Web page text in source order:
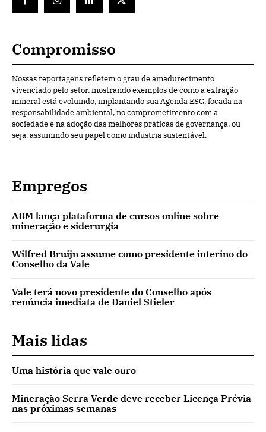
Compromisso
Nossas reportagens refletem o grau de amadurecimento
vivenciado pelo setor, mostrando exemplos de como a extração
mineral está evoluindo, implantando sua Agenda ESG, focada na
responsabilidade ambiental, no comprometimento com a
sociedade e na adoção das melhores práticas de governança, ou
seja, assumindo seu papel como indústria sustentável.
Empregos
ABM lança plataforma de cursos online sobre
mineração e siderurgia
Wilfred Bruijn assume como presidente interino do
Conselho da Vale
Vale terá novo presidente do Conselho após
renúncia imediata de Daniel Stieler
Mais lidas
Uma história que vale ouro
Mineração Serra Verde deve receber Licença Prévia
nas próximas semanas